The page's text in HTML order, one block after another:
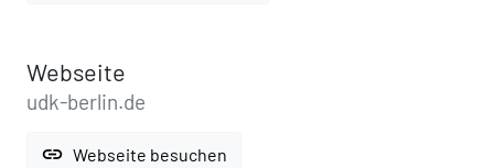
Webseite
udk-berlin.de
link Webseite besuchen